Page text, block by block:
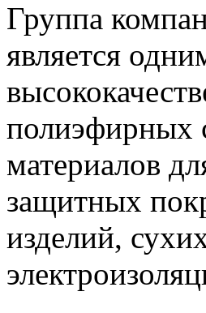
Группа
является
полиэфирных
материалов
защитных
изделий,